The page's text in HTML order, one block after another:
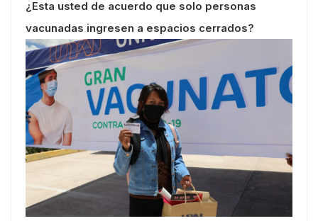
¿Esta usted de acuerdo que solo personas
vacunadas ingresen a espacios cerrados?